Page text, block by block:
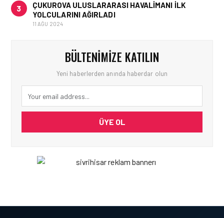
3
ÇUKUROVA ULUSLARARASI HAVALIMANI İLK
YOLCULARINI AĞIRLADI
11 AĞU 2024
BÜLTENIMIZE KATILIN
Yeni haberlerden anında haberdar olun
ÜYE OL